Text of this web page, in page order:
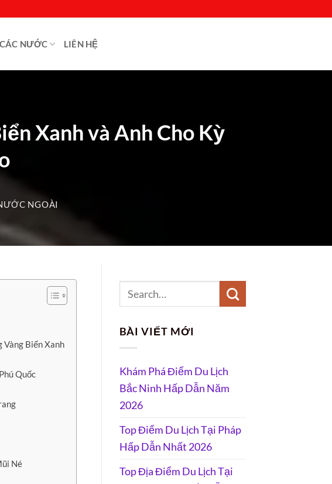
NƯỚC LIÊN HỆ
Xanh và Anh Cho Kỳ
NGOÀI
Vàng Biển Xanh
Quốc
Né
BÀI VIẾT MỚI
Khám Phá Điểm Du Lịch
Bắc Ninh Hấp Dẫn Năm
2026
Top Điểm Du Lịch Tại Pháp
Hấp Dẫn Nhất 2026
Top Địa Điểm Du Lịch Tại